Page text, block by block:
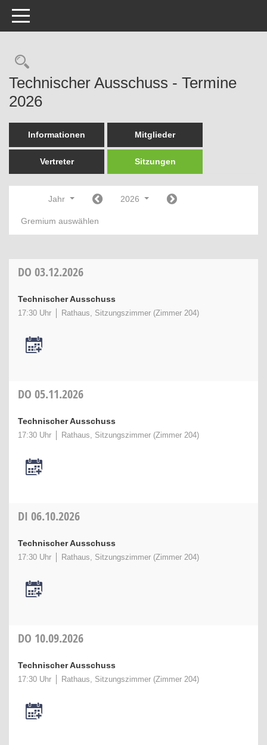
Toggle navigation
Rechercheauswahl
Technischer Ausschuss - Termine
2026
Informationen Mitglieder
Vertreter Sitzungen
Jahr 2026
Gremium auswählen
DO 03.12.2026
Technischer Ausschuss
17:30 Uhr Rathaus, Sitzungszimmer (Zimmer 204)
DO 05.11.2026
Technischer Ausschuss
17:30 Uhr Rathaus, Sitzungszimmer (Zimmer 204)
DI 06.10.2026
Technischer Ausschuss
17:30 Uhr Rathaus, Sitzungszimmer (Zimmer 204)
DO 10.09.2026
Technischer Ausschuss
17:30 Uhr Rathaus, Sitzungszimmer (Zimmer 204)